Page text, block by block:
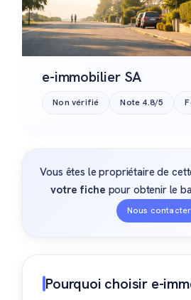
e-immobilier SA
Non vérifié Note 4.8/5
Vous êtes le propriétaire de
votre fiche pour obtenir le
Nous contacter
Pourquoi choisir e-